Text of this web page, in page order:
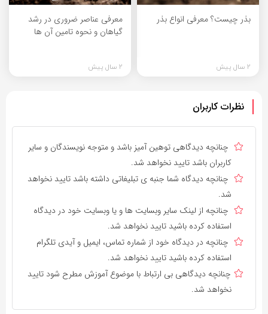
بذر چیست؟ معرفی انواع بذر
2 سال پیش
معرفی عناصر ضروری در رشد
گیاهان و نحوه تامین آن ها
2 سال پیش
نظرات کاربران
چنانچه دیدگاهی توهین آمیز باشد و متوجه نویسندگان و سایر
کاربران باشد تایید نخواهد شد.
چنانچه دیدگاه شما جنبه ی تبلیغاتی داشته باشد تایید نخواهد
شد.
چنانچه از لینک سایر وبسایت ها و یا وبسایت خود در دیدگاه
استفاده کرده باشید تایید نخواهد شد.
چنانچه در دیدگاه خود از شماره تماس، ایمیل و آیدی تلگرام
استفاده کرده باشید تایید نخواهد شد.
چنانچه دیدگاهی بی ارتباط با موضوع آموزش مطرح شود تایید
نخواهد شد.